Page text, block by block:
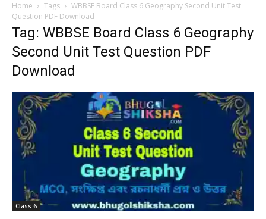
Home Tags
WBBSE Board Class 6 Geography Second Unit Test
Question PDF Download
Tag: WBBSE Board Class 6 Geography
Second Unit Test Question PDF
Download
Class 6